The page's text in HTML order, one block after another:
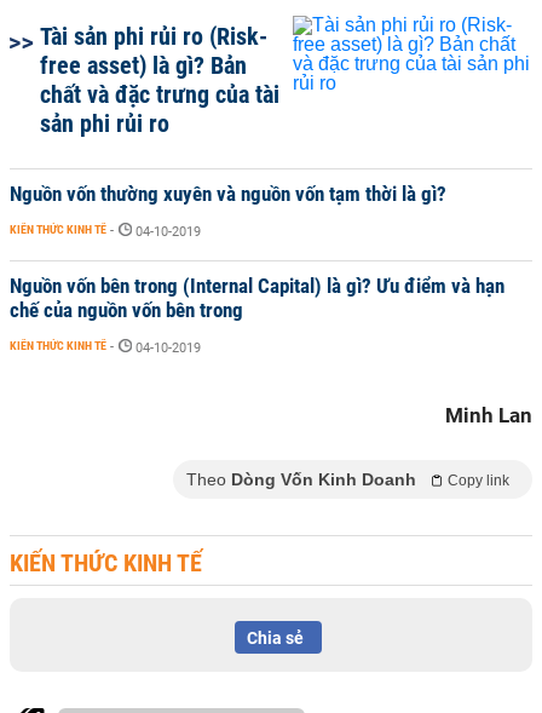
Tài sản phi rủi ro (Risk-
free asset) là gì? Bản
chất và đặc trưng của tài
sản phi rủi ro
Nguồn vốn thường xuyên và nguồn vốn tạm thời là gì?
KIẾN THỨC KINH TẾ - 04-10-2019
Nguồn vốn bên trong (Internal Capital) là gì? Ưu điểm và hạn
chế của nguồn vốn bên trong
KIẾN THỨC KINH TẾ - 04-10-2019
Minh Lan
Theo Dòng Vốn Kinh Doanh Copy link
KIẾN THỨC KINH TẾ
Chia sẻ